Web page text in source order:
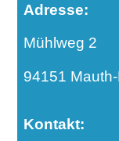
Adresse:
Mühlweg 2
94151
Kontakt: